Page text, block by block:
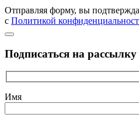
Отправляя форму, вы
с Политикой
Подписаться на рассылку
Имя